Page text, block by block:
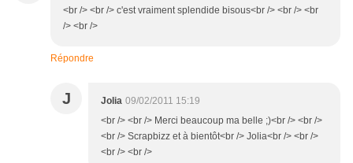
<br /> <br /> c'est vraiment splendide bisous<br /> <br /> <br
/> <br />
Répondre
J Jolia 09/02/2011 15:19
<br /> <br /> Merci beaucoup ma belle ;)<br /> <br />
<br /> Scrapbizz et à bientôt<br /> Jolia<br /> <br />
<br /> <br />